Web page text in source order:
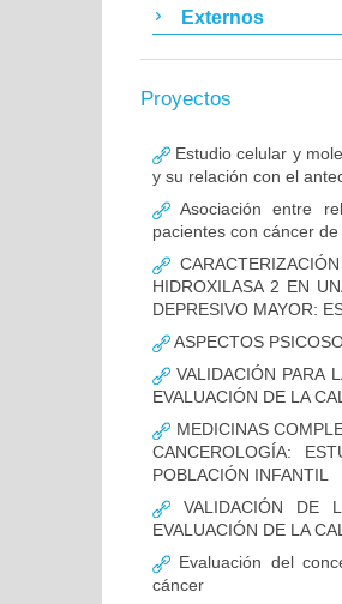
Externos
Proyectos
Estudio celular y
y su relación con el
Asociación entre
pacientes con cáncer
HIDROXILASA 2 EN
DEPRESIVO MAYOR:
ASPECTOS
VALIDACIÓN PARA
EVALUACIÓN DE LA
MEDICINAS
CANCEROLOGÍA:
POBLACIÓN INFANTIL
VALIDACIÓN DE
EVALUACIÓN DE LA
Evaluación del
cáncer